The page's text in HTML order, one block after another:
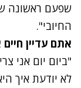
שפעם ראשונה
החיובי".
אתם עדיין
"ביום יום אני
לא יודעת איך